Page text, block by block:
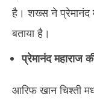
प्रसिद्ध संत प्रेमानंद
पेशकश, भेजा पत्र
August
2025
है। शख्स ने प्रेमानंद
बताया है।
प्रेमानंद महाराज
आरिफ खान चिश्ती